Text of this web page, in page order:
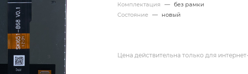
Комплектация
— без рамки
Состояние — новый
Цена действительна только для